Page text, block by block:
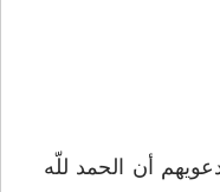
أن الحمد للّه